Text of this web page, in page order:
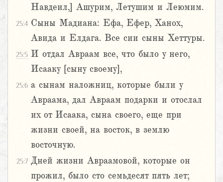
Навдеил,] Ашурим, Летушим и Леюмим.
25:4 Сыны Мадиана: Ефа, Ефер, Ханох,
Авида и Елдага. Все сии сыны Хеттуры.
25:5 И отдал Авраам все, что было у него,
Исааку [сыну своему],
25:6 а сынам наложниц, которые были у
Авраама, дал Авраам подарки и отослал
их от Исаака, сына своего, еще при
жизни своей, на восток, в землю
восточную.
25:7 Дней жизни Авраамовой, которые он
прожил, было сто семьдесят пять лет;